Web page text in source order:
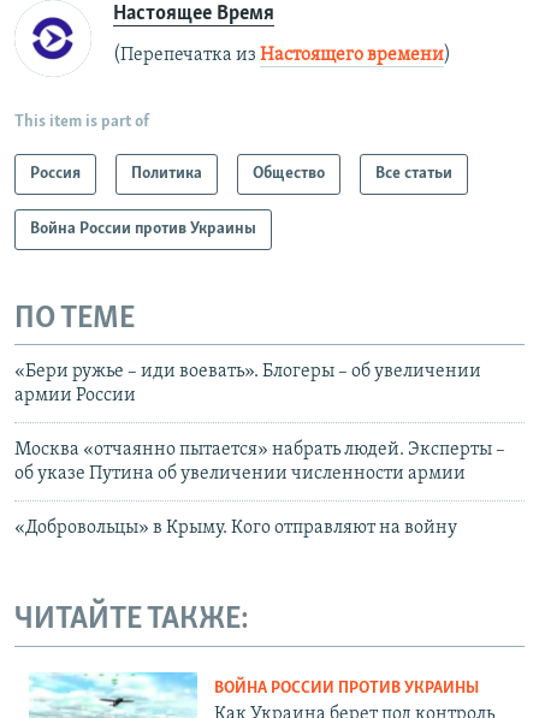
Настоящее Время
(Перепечатка из Настоящего времени)
This item is part of
Россия Политика Общество Все статьи
Война России против Украины
ПО ТЕМЕ
«Бери ружье – иди воевать». Блогеры – об увеличении
армии России
Москва «отчаянно пытается» набрать людей. Эксперты –
об указе Путина об увеличении численности армии
«Добровольцы» в Крыму. Кого отправляют на войну
ЧИТАЙТЕ ТАКЖЕ:
ВОЙНА РОССИИ ПРОТИВ УКРАИНЫ